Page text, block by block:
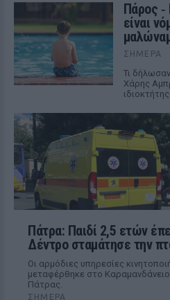
Πάρος ‑
είναι
ΣΉΜΕΡΑ
Τι
Χάρης
Πάτρα: Παιδί 2,5 ετών
Δέντρο σταμάτησε την
Οι αρμόδιες υπηρεσίες
μεταφέρθηκε στο
Πάτρας.
ΣΉΜΕΡΑ